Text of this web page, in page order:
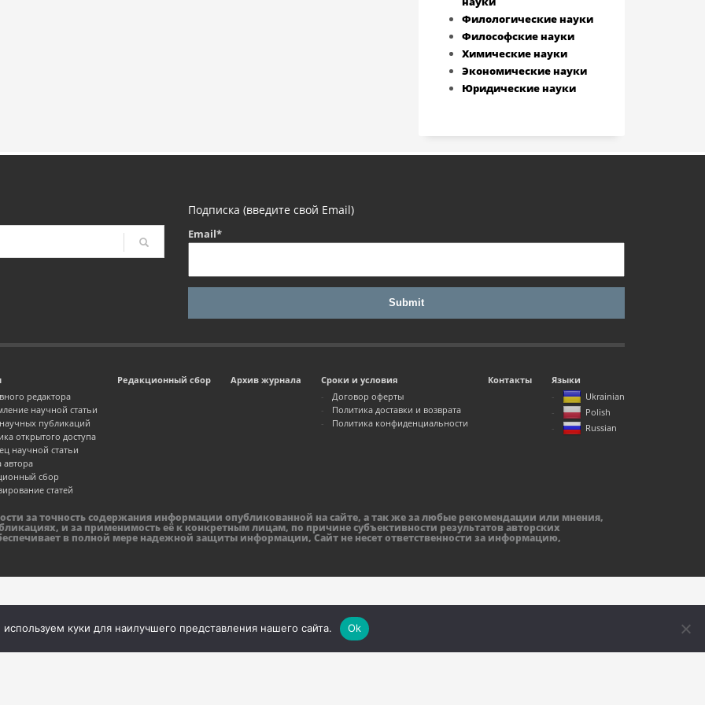
Филологические науки
Философские науки
Химические науки
Экономические науки
Юридические науки
Подписка (введите свой Email)
Email*
редактора
научной статьи
публикаций
открытого доступа
научной статьи
автора
сбор
статей
Редакционный сбор Архив журнала
Сроки и условия
Договор оферты
Политика доставки и возврата
Политика конфиденциальности
Контакты
Языки
Ukrainian
Polish
Russian
за точность содержания информации опубликованной на сайте, а так же за любые рекомендации или мнения,
и за применимость её к конкретным лицам, по причине субъективности результатов авторских
в полной мере надежной защиты информации, Сайт не несет ответственности за информацию,
куки для наилучшего представления нашего сайта. Ok